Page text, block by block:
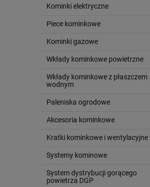
Kominki elektryczne
Piece kominkowe
Kominki gazowe
Wkłady kominkowe powietrzne
Wkłady kominkowe z płaszczem
wodnym
Paleniska ogrodowe
Akcesoria kominkowe
Kratki kominkowe i wentylacyjne
Systemy kominowe
System dystrybucji gorącego
powietrza DGP